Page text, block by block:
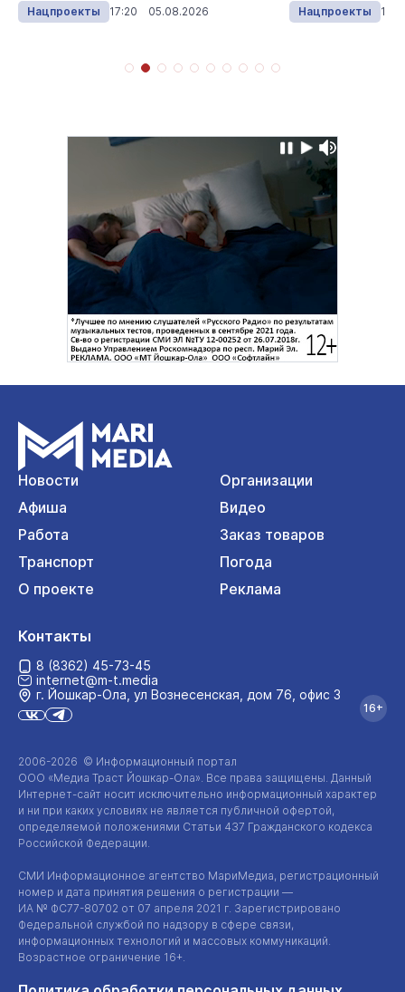
Нацпроекты 17:20 05.08.2026 Нацпроекты
Новости
Организации
Афиша
Видео
Работа
Заказ товаров
Транспорт
Погода
О проекте
Реклама
2006-2026 © Информационный портал
ООО «Медиа Траст Йошкар-Ола». Все права защищены. Данный
Интернет-сайт носит исключительно информационный характер
и ни при каких условиях не является публичной офертой,
определяемой положениями Статьи 437 Гражданского кодекса
Российской Федерации.
СМИ Информационное агентство МариМедиа, регистрационный
номер и дата принятия решения о регистрации —
ИА № ФС77-80702 от 07 апреля 2021 г. Зарегистрировано
Федеральной службой по надзору в сфере связи,
информационных технологий и массовых коммуникаций.
Возрастное ограничение 16+.
Контакты
8 (8362) 45-73-45
internet@m-t.media
г. Йошкар‑Ола, ул Вознесенская, дом 76, офис 3
16+